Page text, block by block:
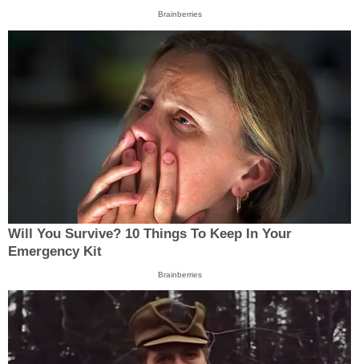
Brainberries
Will You Survive? 10 Things To Keep In Your
Emergency Kit
Brainberries